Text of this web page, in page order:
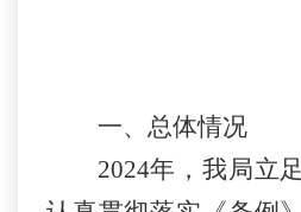
一、总体情况
2024年，我局立